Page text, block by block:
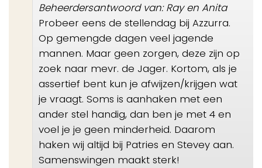
Beheerdersantwoord van: Ray en Anita
Probeer eens de stellendag bij Azzurra.
Op gemengde dagen veel jagende
mannen. Maar geen zorgen, deze zijn op
zoek naar mevr. de Jager. Kortom, als je
assertief bent kun je afwijzen/krijgen wat
je vraagt. Soms is aanhaken met een
ander stel handig, dan ben je met 4 en
voel je je geen minderheid. Daarom
haken wij altijd bij Patries en Stevey aan.
Samenswingen maakt sterk!